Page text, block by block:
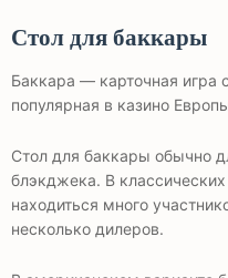
Стол для баккары
Баккара — карточная игра
популярная в казино
Стол для баккары обычно
блэкджека. В
находиться много
несколько дилеров.